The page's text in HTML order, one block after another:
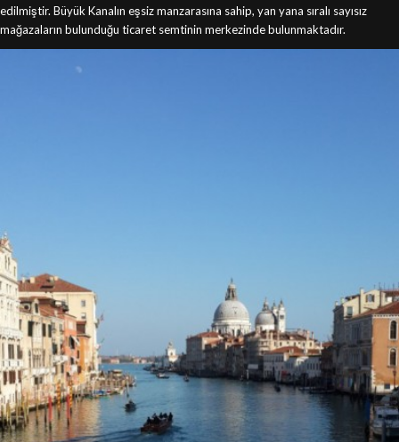
edilmiştir. Büyük Kanalın eşsiz manzarasına sahip, yan yana sıralı sayısız
mağazaların bulunduğu ticaret semtinin merkezinde bulunmaktadır.